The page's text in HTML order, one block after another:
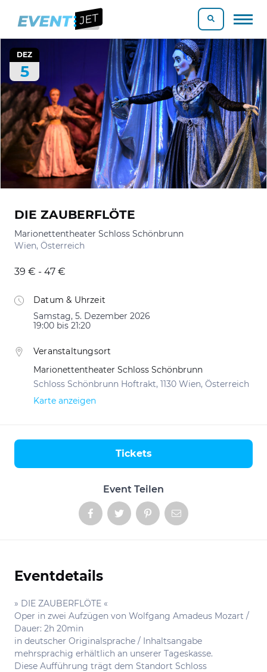
DEZ
5
DIE ZAUBERFLÖTE
Marionettentheater Schloss Schönbrunn
Wien, Österreich
39 € - 47 €
Datum & Uhrzeit
Samstag, 5. Dezember 2026
19:00 bis 21:20
Veranstaltungsort
Marionettentheater Schloss Schönbrunn
Schloss Schönbrunn Hoftrakt, 1130 Wien, Österreich
Karte anzeigen
Event Teilen
Tickets
Informationen
Eventdetails
» DIE ZAUBERFLÖTE «
Oper in zwei Aufzügen von Wolfgang Amadeus Mozart /
Dauer: 2h 20min
in deutscher Originalsprache / Inhaltsangabe
mehrsprachig erhältlich an unserer Tageskasse.
Diese Aufführung trägt dem Standort Schloss